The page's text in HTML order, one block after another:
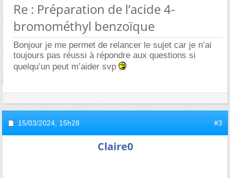
Re : Préparation de l’acide 4-
bromométhyl benzoïque
Bonjour je me permet de relancer le sujet car je n’ai
toujours pas réussi à répondre aux questions si
quelqu’un peut m’aider svp
15/03/2024, 15h28 #3
Claire0